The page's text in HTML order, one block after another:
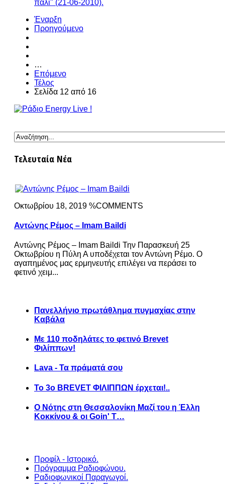
πάλι" (21-06-2010).
Έναρξη
Προηγούμενο
…
Επόμενο
Τέλος
Σελίδα 12 από 16
Τελευταία Νέα
Οκτωβρίου 18, 2019 %COMMENTS
Αντώνης Ρέμος – Imam Baildi
Αντώνης Ρέμος – Imam Baildi Την Παρασκευή 25
Οκτωβρίου η Πύλη Α υποδέχεται τον Αντώνη Ρέμο. Ο
αγαπημένος μας ερμηνευτής επιλέγει να περάσει το
φετινό χειμ...
Πανελλήνιο πρωτάθλημα πυγμαχίας στην
Καβάλα
Με 110 ποδηλάτες το φετινό Brevet
Φιλίππων!
Lava - Τα πράματά σου
Το 3ο BREVET ΦΙΛΙΠΠΩΝ έρχεται!..
Ο Νότης στη Θεσσαλονίκη Μαζί του η Έλλη
Κοκκίνου & οι Goin' T…
Προφίλ - Ιστορικό.
Πρόγραμμα Ραδιοφώνου.
Ραδιοφωνικοί Παραγωγοί.